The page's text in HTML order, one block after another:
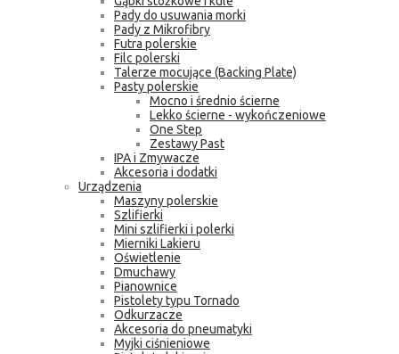
Pady do usuwania morki
Pady z Mikrofibry
Futra polerskie
Filc polerski
Talerze mocujące (Backing Plate)
Pasty polerskie
Mocno i średnio ścierne
Lekko ścierne - wykończeniowe
One Step
Zestawy Past
IPA i Zmywacze
Akcesoria i dodatki
Urządzenia
Maszyny polerskie
Szlifierki
Mini szlifierki i polerki
Mierniki Lakieru
Oświetlenie
Dmuchawy
Pianownice
Pistolety typu Tornado
Odkurzacze
Akcesoria do pneumatyki
Myjki ciśnieniowe